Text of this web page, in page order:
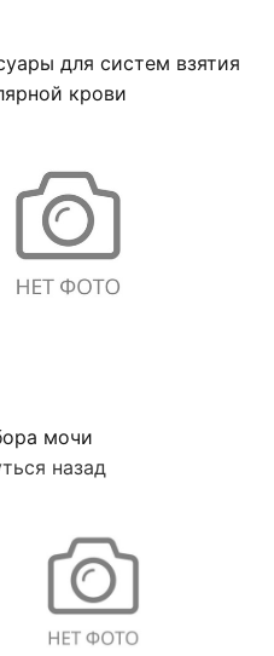
для систем взятия
крови
мочи
назад